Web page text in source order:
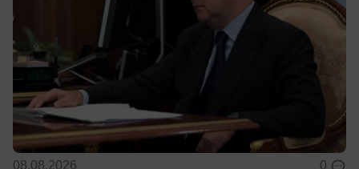
08.08.2026 0